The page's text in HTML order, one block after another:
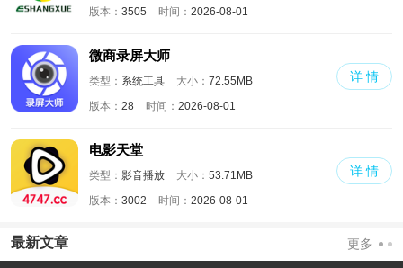
版本： 3505 时间： 2026-08-01
微商录屏大师
类型： 系统工具 大小： 72.55MB
版本： 28 时间： 2026-08-01
详 情
电影天堂
类型： 影音播放 大小： 53.71MB
版本： 3002 时间： 2026-08-01
详 情
最新文章 更多